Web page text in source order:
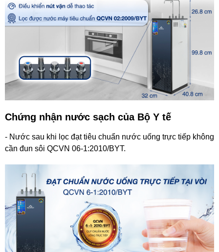
Chứng nhận nước sạch của Bộ Y tế
- Nước sau khi lọc đạt tiêu chuẩn nước uống trực tiếp không
cần đun sôi QCVN 06-1:2010/BYT.